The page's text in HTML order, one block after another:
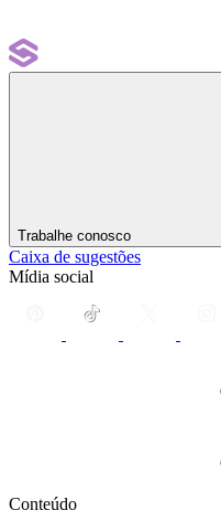
Trabalhe conosco
Caixa de sugestões
Mídia social
Conteúdo